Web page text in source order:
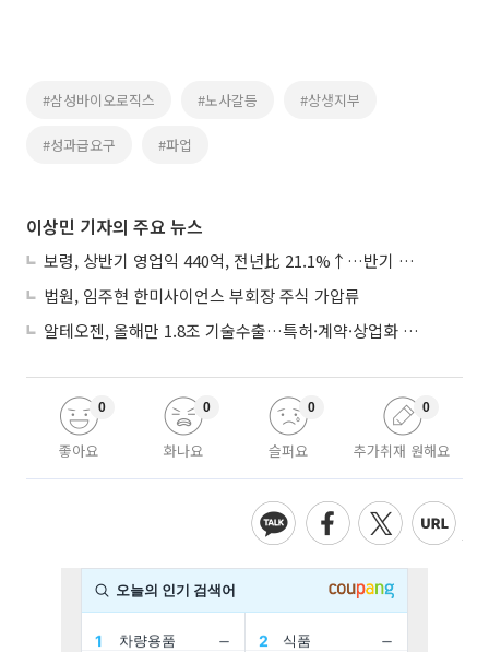
#삼성바이오로직스 #노사갈등 #상생지부
#성과급요구 #파업
이상민 기자의 주요 뉴스
보령, 상반기 영업익 440억, 전년比 21.1%↑…반기 역대 최대
법원, 임주현 한미사이언스 부회장 주식 가압류
알테오젠, 올해만 1.8조 기술수출…특허·계약·상업화 ‘삼박자’
좋아요
0
화나요
0
슬퍼요
0
추가취재 원해요
0